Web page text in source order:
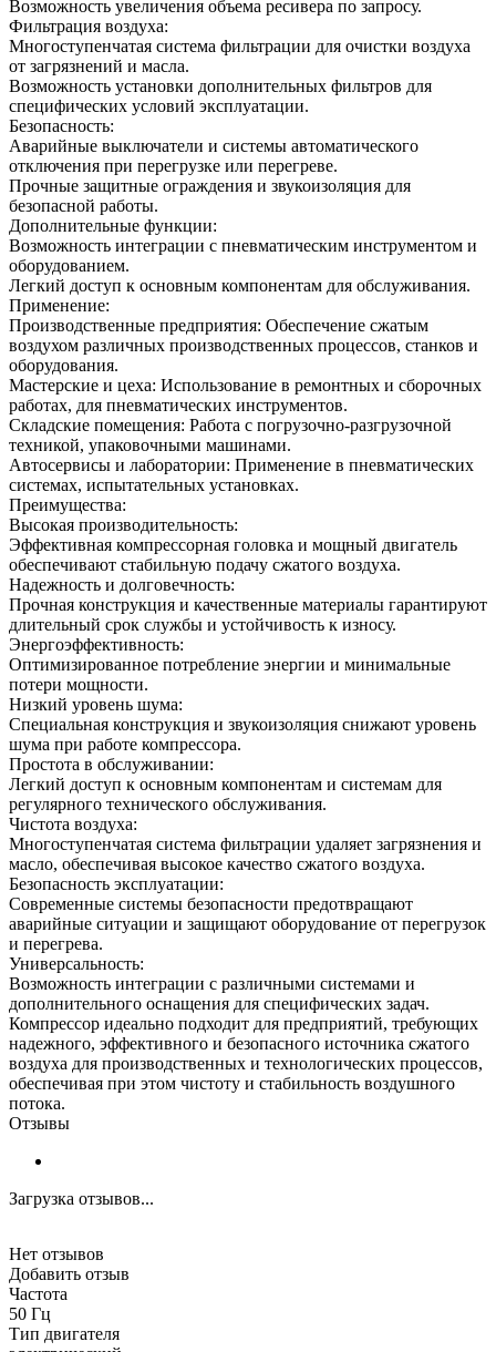
Возможность увеличения объема ресивера по запросу.
Фильтрация воздуха:
Многоступенчатая система фильтрации для очистки воздуха
от загрязнений и масла.
Возможность установки дополнительных фильтров для
специфических условий эксплуатации.
Безопасность:
Аварийные выключатели и системы автоматического
отключения при перегрузке или перегреве.
Прочные защитные ограждения и звукоизоляция для
безопасной работы.
Дополнительные функции:
Возможность интеграции с пневматическим инструментом и
оборудованием.
Легкий доступ к основным компонентам для обслуживания.
Применение:
Производственные предприятия: Обеспечение сжатым
воздухом различных производственных процессов, станков и
оборудования.
Мастерские и цеха: Использование в ремонтных и сборочных
работах, для пневматических инструментов.
Складские помещения: Работа с погрузочно-разгрузочной
техникой, упаковочными машинами.
Автосервисы и лаборатории: Применение в пневматических
системах, испытательных установках.
Преимущества:
Высокая производительность:
Эффективная компрессорная головка и мощный двигатель
обеспечивают стабильную подачу сжатого воздуха.
Надежность и долговечность:
Прочная конструкция и качественные материалы гарантируют
длительный срок службы и устойчивость к износу.
Энергоэффективность:
Оптимизированное потребление энергии и минимальные
потери мощности.
Низкий уровень шума:
Специальная конструкция и звукоизоляция снижают уровень
шума при работе компрессора.
Простота в обслуживании:
Легкий доступ к основным компонентам и системам для
регулярного технического обслуживания.
Чистота воздуха:
Многоступенчатая система фильтрации удаляет загрязнения и
масло, обеспечивая высокое качество сжатого воздуха.
Безопасность эксплуатации:
Современные системы безопасности предотвращают
аварийные ситуации и защищают оборудование от перегрузок
и перегрева.
Универсальность:
Возможность интеграции с различными системами и
дополнительного оснащения для специфических задач.
Компрессор идеально подходит для предприятий, требующих
надежного, эффективного и безопасного источника сжатого
воздуха для производственных и технологических процессов,
обеспечивая при этом чистоту и стабильность воздушного
потока.
Отзывы
Загрузка отзывов...
Нет отзывов
Добавить отзыв
Частота
50 Гц
Тип двигателя